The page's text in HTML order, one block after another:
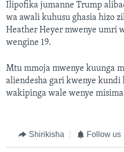
Ilipofika jumanne Trump
wa awali kuhusu ghasia hizo
Heather Heyer mwenye umri
wengine 19.
Mtu mmoja mwenye kuunga
aliendesha gari kwenye
wakipinga wale wenye
Shirikisha Follow us